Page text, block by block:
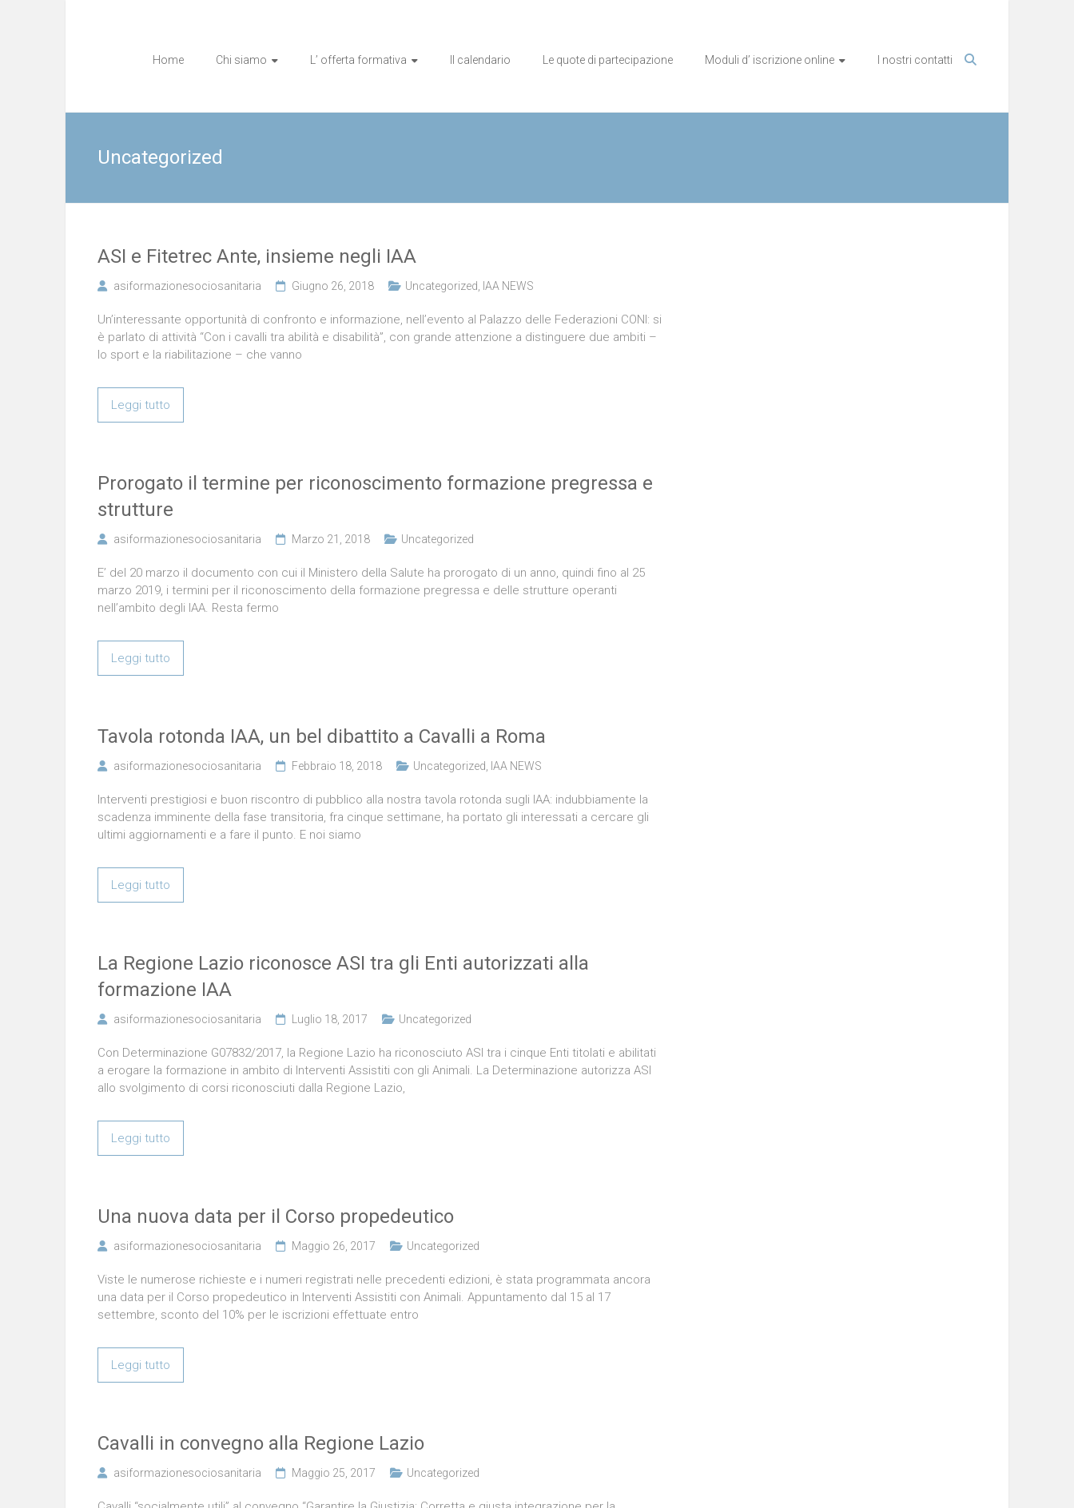
Home Chi siamo L’ offerta formativa Il calendario Le quote di partecipazione Moduli d’ iscrizione online I nostri contatti
Uncategorized
ASI e Fitetrec Ante, insieme negli IAA
asiformazionesociosanitaria Giugno 26, 2018 Uncategorized IAA NEWS
Un’interessante opportunità di confronto e informazione, nell’evento al Palazzo delle Federazioni CONI: si
è parlato di attività “Con i cavalli tra abilità e disabilità”, con grande attenzione a distinguere due ambiti –
lo sport e la riabilitazione – che vanno
Leggi tutto
Prorogato il termine per riconoscimento formazione pregressa e
strutture
asiformazionesociosanitaria Marzo 21, 2018 Uncategorized
E’ del 20 marzo il documento con cui il Ministero della Salute ha prorogato di un anno, quindi fino al 25
marzo 2019, i termini per il riconoscimento della formazione pregressa e delle strutture operanti
nell’ambito degli IAA. Resta fermo
Leggi tutto
Tavola rotonda IAA, un bel dibattito a Cavalli a Roma
asiformazionesociosanitaria Febbraio 18, 2018 Uncategorized IAA NEWS
Interventi prestigiosi e buon riscontro di pubblico alla nostra tavola rotonda sugli IAA: indubbiamente la
scadenza imminente della fase transitoria, fra cinque settimane, ha portato gli interessati a cercare gli
ultimi aggiornamenti e a fare il punto. E noi siamo
Leggi tutto
La Regione Lazio riconosce ASI tra gli Enti autorizzati alla
formazione IAA
asiformazionesociosanitaria Luglio 18, 2017 Uncategorized
Con Determinazione G07832/2017, la Regione Lazio ha riconosciuto ASI tra i cinque Enti titolati e abilitati
a erogare la formazione in ambito di Interventi Assistiti con gli Animali. La Determinazione autorizza ASI
allo svolgimento di corsi riconosciuti dalla Regione Lazio,
Leggi tutto
Una nuova data per il Corso propedeutico
asiformazionesociosanitaria Maggio 26, 2017 Uncategorized
Viste le numerose richieste e i numeri registrati nelle precedenti edizioni, è stata programmata ancora
una data per il Corso propedeutico in Interventi Assistiti con Animali. Appuntamento dal 15 al 17
settembre, sconto del 10% per le iscrizioni effettuate entro
Leggi tutto
Cavalli in convegno alla Regione Lazio
asiformazionesociosanitaria Maggio 25, 2017 Uncategorized